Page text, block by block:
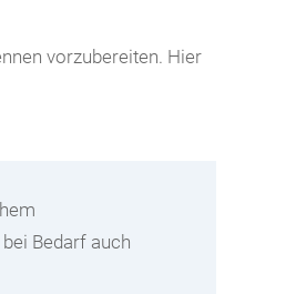
vorzubereiten. Hier
Bedarf auch